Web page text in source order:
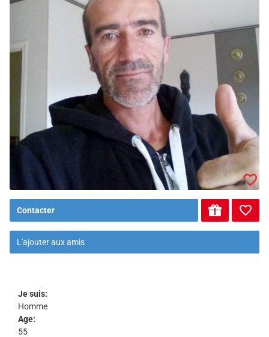
Contacter
L'ajouter aux amis
Je suis:
Homme
Age:
55